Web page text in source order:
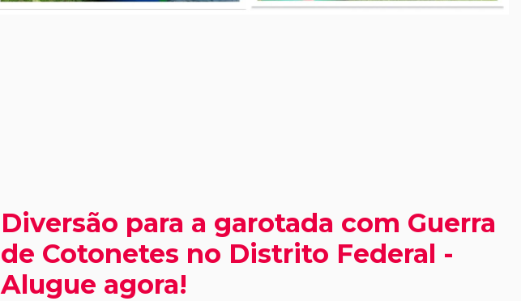
Diversão para a garotada com Guerra
de Cotonetes no Distrito Federal -
Alugue agora!